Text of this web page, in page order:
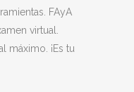
FAyA
virtual.
máximo. ¡Es tu